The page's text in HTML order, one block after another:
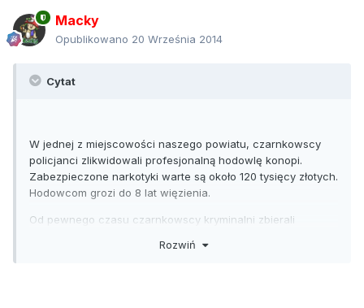
Macky
Opublikowano 20 Września 2014
Cytat
W jednej z miejscowości naszego powiatu, czarnkowscy
policjanci zlikwidowali profesjonalną hodowlę konopi.
Zabezpieczone narkotyki warte są około 120 tysięcy złotych.
Hodowcom grozi do 8 lat więzienia.
Od pewnego czasu czarnkowscy kryminalni zbierali
podejrzenia okazały się trafne. Na jednej z posesji, w
Rozwiń